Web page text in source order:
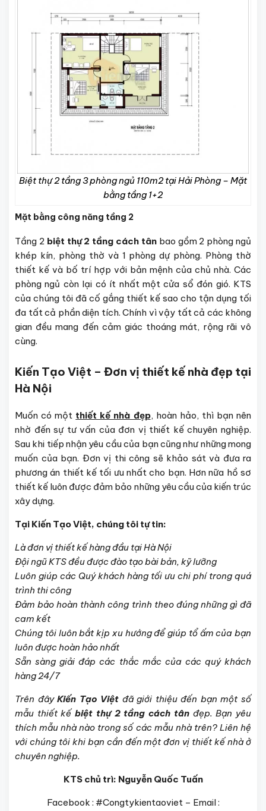
Biệt thự 2 tầng 3 phòng ngủ 110m2 tại Hải Phòng – Mặt
bằng tầng 1+2
Mặt bằng công năng tầng 2
Tầng 2 biệt thự 2 tầng cách tânbao gồm 2 phòng ngủ
khép kín, phòng thờ và 1 phòng dự phòng. Phòng thờ
thiết kế và bố trí hợp với bản mệnh của chủ nhà. Các
phòng ngủ còn lại có ít nhất một cửa sổ đón gió. KTS
của chúng tôi đã cố gắng thiết kế sao cho tận dụng tối
đa tất cả phần diện tích. Chính vì vậy tất cả các không
gian đều mang đến cảm giác thoáng mát, rộng rãi vô
cùng.
Kiến Tạo Việt – Đơn vị thiết kế nhà đẹp tại
Hà Nội
Muốn có một thiết kế nhà đẹp, hoàn hảo, thì bạn nên
nhờ đến sự tư vấn của đơn vị thiết kế chuyên nghiệp.
Sau khi tiếp nhận yêu cầu của bạn cũng như những mong
muốn của bạn. Đơn vị thi công sẽ khảo sát và đưa ra
phương án thiết kế tối ưu nhất cho bạn. Hơn nữa hồ sơ
thiết kế luôn được đảm bảo những yêu cầu của kiến trúc
xây dựng.
Tại Kiến Tạo Việt, chúng tôi tự tin:
Là đơn vị thiết kế hàng đầu tại Hà Nội
Đội ngũ KTS đều được đào tạo bài bản, kỹ lưỡng
Luôn giúp các Quý khách hàng tối ưu chi phí trong quá
trình thi công
Đảm bảo hoàn thành công trình theo đúng những gì đã
cam kết
Chúng tôi luôn bắt kịp xu hướng để giúp tổ ấm của bạn
luôn được hoàn hảo nhất
Sẵn sàng giải đáp các thắc mắc của các quý khách
hàng 24/7
Trên đâyKiến Tạo Việt đã giới thiệu đến bạn một số
mẫu thiết kếbiệt thự 2 tầng cách tânđẹp. Bạn yêu
thích mẫu nhà nào trong số các mẫu nhà trên? Liên hệ
với chúng tôi khi bạn cần đến một đơn vị thiết kế nhà ở
chuyên nghiệp.
KTS chủ trì: Nguyễn Quốc Tuấn
Facebook : #Congtykientaoviet – Email :